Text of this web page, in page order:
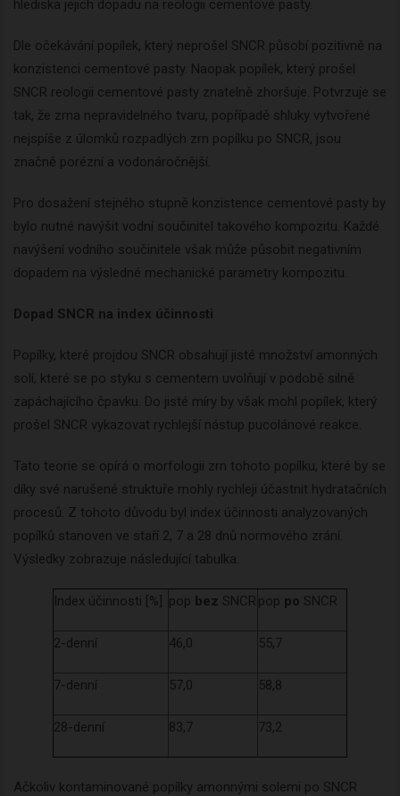
hlediska jejich dopadu na reologii cementové pasty.
Dle očekávání popílek, který neprošel SNCR působí pozitivně na
konzistenci cementové pasty. Naopak popílek, který prošel
SNCR reologii cementové pasty znatelně zhoršuje. Potvrzuje se
tak, že zrna nepravidelného tvaru, popřípadě shluky vytvořené
nejspíše z úlomků rozpadlých zrn popílku po SNCR, jsou
značně porézní a vodonáročnější.
Pro dosažení stejného stupně konzistence cementové pasty by
bylo nutné navýšit vodní součinitel takového kompozitu. Každé
navýšení vodního součinitele však může působit negativním
dopadem na výsledné mechanické parametry kompozitu.
Dopad SNCR na index účinnosti
Popílky, které projdou SNCR obsahují jisté množství amonných
solí, které se po styku s cementem uvolňují v podobě silně
zapáchajícího čpavku. Do jisté míry by však mohl popílek, který
prošel SNCR vykazovat rychlejší nástup pucolánové reakce.
Tato teorie se opírá o morfologii zrn tohoto popílku, které by se
díky své narušené struktuře mohly rychleji účastnit hydratačních
procesů. Z tohoto důvodu byl index účinnosti analyzovaných
popílků stanoven ve staří 2, 7 a 28 dnů normového zrání.
Výsledky zobrazuje následující tabulka.
Index účinnosti [%] pop bez SNCR pop po SNCR
2-denní 46,0 55,7
7-denní 57,0 58,8
28-denní 83,7 73,2
Ačkoliv kontaminované popílky amonnými solemi po SNCR
Newsletter
budeme zasílat ty nejdůležitější